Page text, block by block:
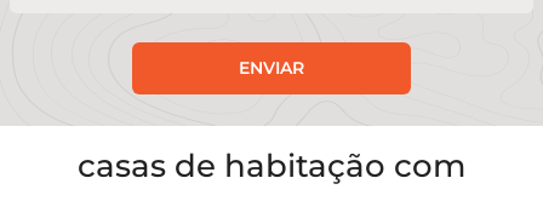
ENVIAR
casas de habitação com